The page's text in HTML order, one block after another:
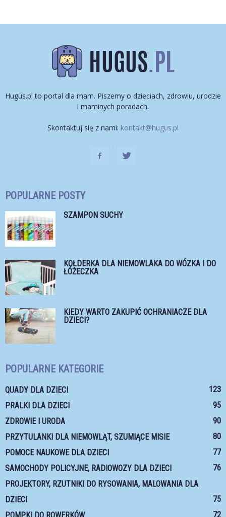
Hugus.pl to portal dla mam. Piszemy o dzieciach, zdrowiu, urodzie
i maminych poradach.
Skontaktuj się z nami: kontakt@hugus.pl
POPULARNE POSTY
SZAMPON SUCHY
KOŁDERKA DLA NIEMOWLAKA DO WÓZKA I DO
ŁÓŻECZKA
KIEDY WARTO ZAKUPIĆ OCHRANIACZE DLA
DZIECI?
POPULARNE KATEGORIE
QUADY DLA DZIECI
123
PRALKI DLA DZIECI
95
ZDROWIE I URODA
90
PRZYTULANKI DLA NIEMOWLĄT, SZUMIĄCE MISIE
80
POMOCE NAUKOWE DLA DZIECI
77
SAMOCHODY POLICYJNE, RADIOWOZY DLA DZIECI
76
PROJEKTORY, RZUTNIKI DO RYSOWANIA, MALOWANIA DLA
DZIECI
75
72